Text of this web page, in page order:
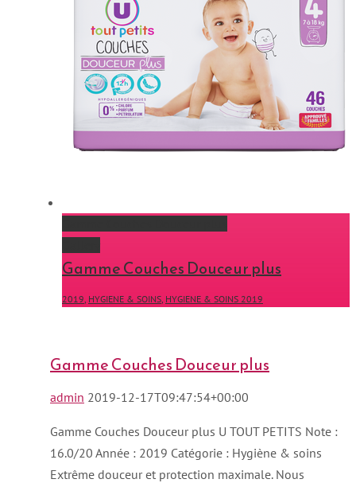
Gamme Couches Douceur plus
2019, HYGIENE & SOINS, HYGIENE & SOINS 2019
Gamme Couches Douceur plus
admin 2019-12-17T09:47:54+00:00
Gamme Couches Douceur plus U TOUT PETITS Note :
16.0/20 Année : 2019 Catégorie : Hygiène & soins
Extrême douceur et protection maximale. Nous